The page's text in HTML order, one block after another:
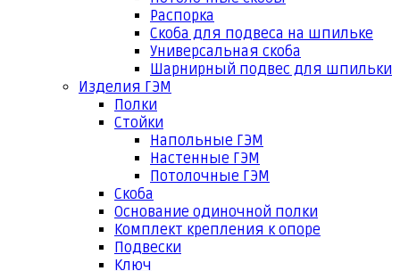
Распорка
Скоба для подвеса на шпильке
Универсальная скоба
Шарнирный подвес для шпильки
Изделия ГЭМ
Полки
Стойки
Напольные ГЭМ
Настенные ГЭМ
Потолочные ГЭМ
Скоба
Основание одиночной полки
Комплект крепления к опоре
Подвески
Ключ